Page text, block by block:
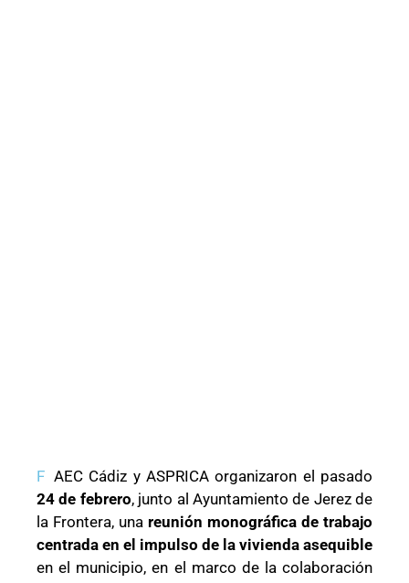
F AEC Cádiz y ASPRICA organizaron el pasado
24 de febrero, junto al Ayuntamiento de Jerez de
la Frontera, una reunión monográfica de trabajo
centrada en el impulso de la vivienda asequible
en el municipio, en el marco de la colaboración